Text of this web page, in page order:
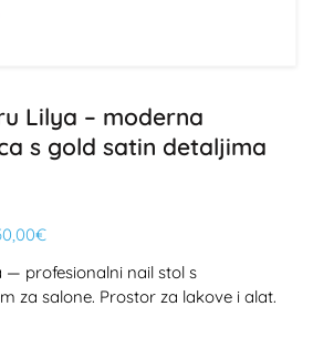
Lilya – moderna
s gold satin detaljima
— profesionalni nail stol s
za salone. Prostor za lakove i alat.